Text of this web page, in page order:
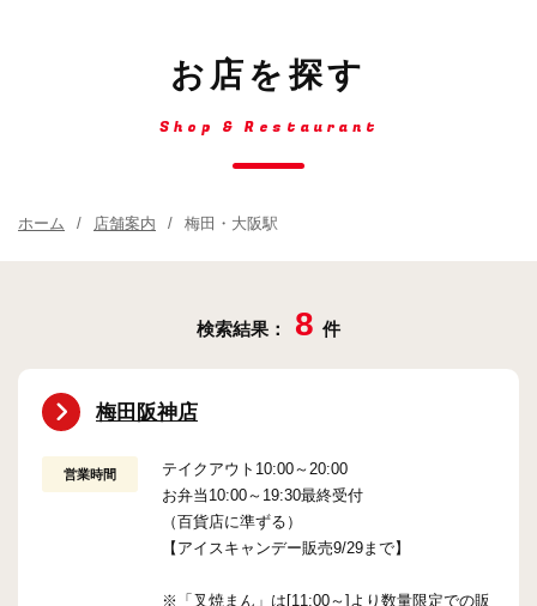
お店を探す
Shop & Restaurant
ホーム 店舗案内 梅田・大阪駅
検索結果： 8 件
梅田阪神店
営業時間
テイクアウト10:00～20:00
お弁当10:00～19:30最終受付
（百貨店に準ずる）
【アイスキャンデー販売9/29まで】
※「叉焼まん」は[11:00～]より数量限定での販